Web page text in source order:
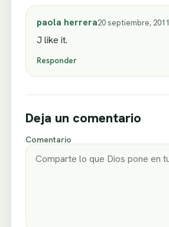
paola herrera20 septiembre, 2011
J like it.
Responder
Deja un comentario
Comentario